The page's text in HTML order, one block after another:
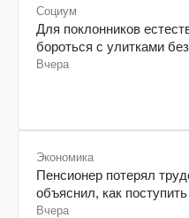
Социум
Для поклонников
бороться с улитками
Вчера
Экономика
Пенсионер потерял
объяснил, как поступить
Вчера